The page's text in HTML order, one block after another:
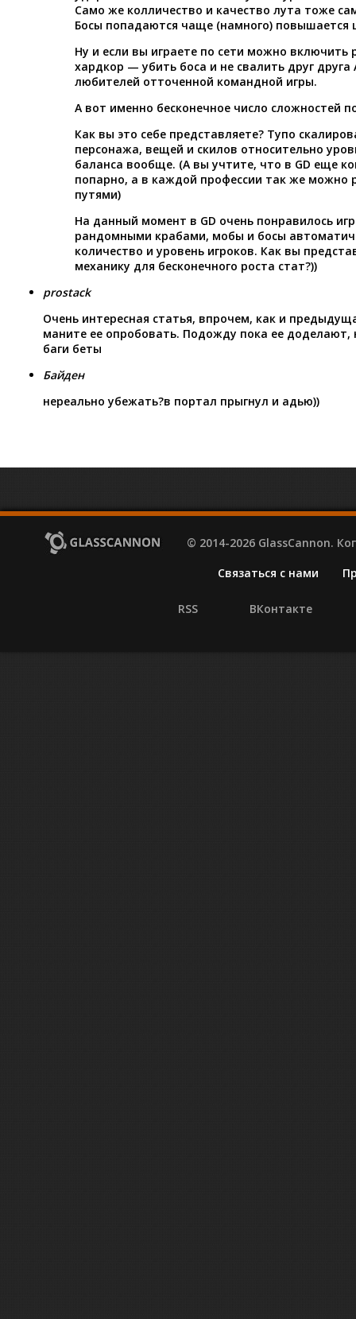
Само же колличество и качество лута тоже
Босы попадаются чаще (намного)
Ну и если вы играете по сети можно
хардкор — убить боса и не свалить друг
любителей отточенной командной игры.
А вот именно бесконечное число сложностей
Как вы это себе представляете? Тупо
персонажа, вещей и скилов относительно
баланса вообще. (А вы учтите, что в GD еще
попарно, а в каждой профессии так же можно
путями)
На данный момент в GD очень понравилось
рандомными крабами, мобы и босы
количество и уровень игроков. Как вы
механику для бесконечного роста стат?))
prostack
Очень интересная статья, впрочем, как и
маните ее опробовать. Подожду пока ее доделают,
баги беты
Байден
нереально убежать?в портал прыгнул и адью))
© 2014-2026 GlassCannon.
Связаться с нами
RSS ВКонтакте